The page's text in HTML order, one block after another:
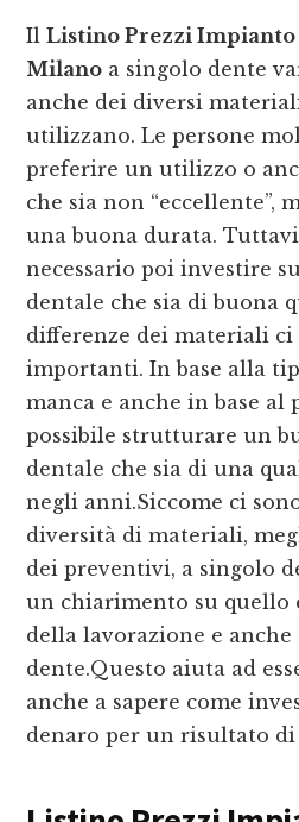
IlListino Prezzi
Milano a singolo dente
anche dei diversi
utilizzano. Le persone
preferire un utilizzo o
che sia non “eccellente”,
una buona durata.
necessario poi investire
dentale che sia di buona
differenze dei materiali ci
importanti. In base alla
manca e anche in base al
possibile strutturare un
dentale che sia di una
negli anni.Siccome ci
diversità di materiali,
dei preventivi, a singolo
un chiarimento su quello
della lavorazione e
dente.Questo aiuta ad
anche a sapere come
denaro per un risultato